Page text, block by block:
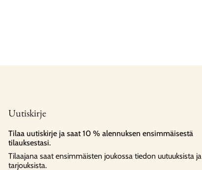
Uutiskirje
Tilaa uutiskirje ja saat 10 % alennuksen ensimmäisestä
tilauksestasi.
Tilaajana saat ensimmäisten joukossa tiedon uutuuksista ja
tarjouksista.